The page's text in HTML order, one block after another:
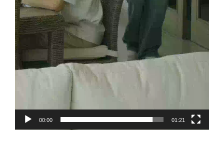
00:00 01:21